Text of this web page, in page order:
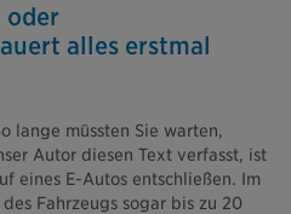
oder
alles erstmal
lange müssten Sie warten,
Autor diesen Text verfasst, ist
eines E-Autos entschließen. Im
Fahrzeugs sogar bis zu 20